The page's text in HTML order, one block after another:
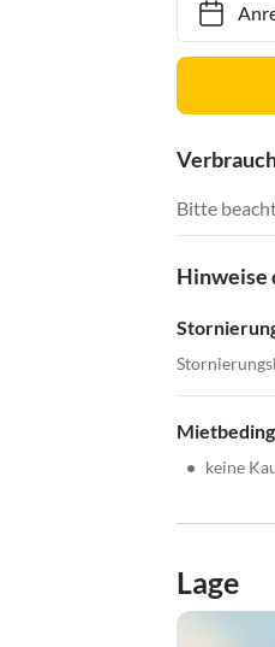
Bitte
Hinweise
• keine
Lage